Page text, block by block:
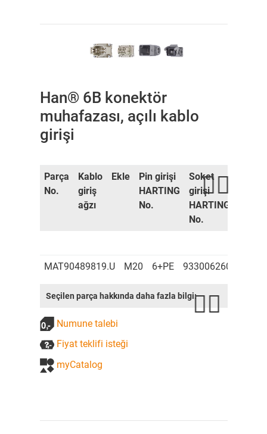
Han® 6B konektör
muhafazası, açılı kablo
girişi
Parça
No.
Kablo
giriş
ağzı
Ekle
Pin girişi
HARTING
No.
Soket
girişi
HARTING
No.
MAT90489819.U M20 6+PE 9330062601
Seçilen parça hakkında daha fazla bilgi:
Numune talebi
Fiyat teklifi isteği
myCatalog